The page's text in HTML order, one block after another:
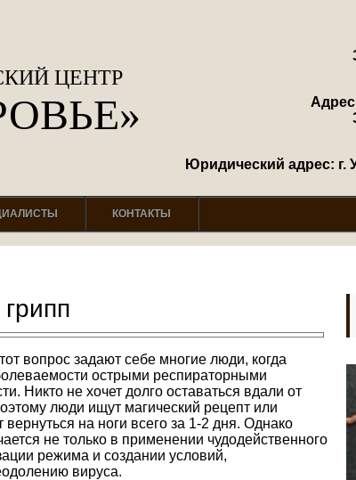
ЦЕНТР
Юридический адрес: г.
КОНТАКТЫ
вопрос задают себе многие люди, когда
острыми респираторными
Никто не хочет долго оставаться вдали от
люди ищут магический рецепт или
на ноги всего за 1-2 дня. Однако
не только в применении чудодейственного
режима и создании условий,
вируса.